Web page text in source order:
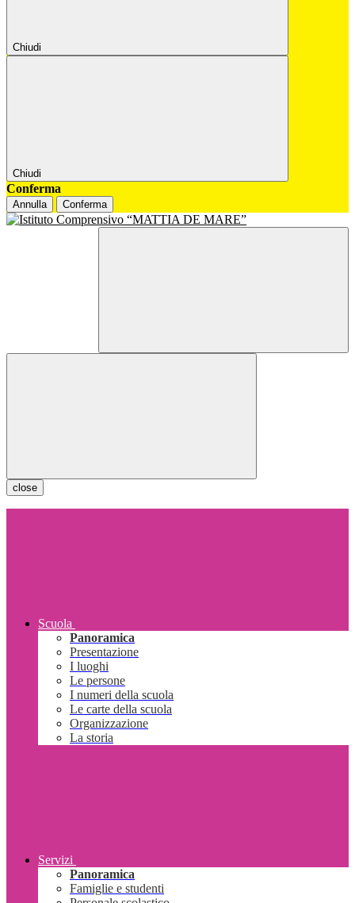
Chiudi
Chiudi
Conferma
Annulla Conferma
close
Scuola
Panoramica
Presentazione
I luoghi
Le persone
I numeri della scuola
Le carte della scuola
Organizzazione
La storia
Servizi
Panoramica
Famiglie e studenti